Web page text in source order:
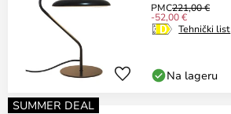
PMC221,00 €
-52,00 €
Tehnički list
Na lageru
SUMMER DEAL